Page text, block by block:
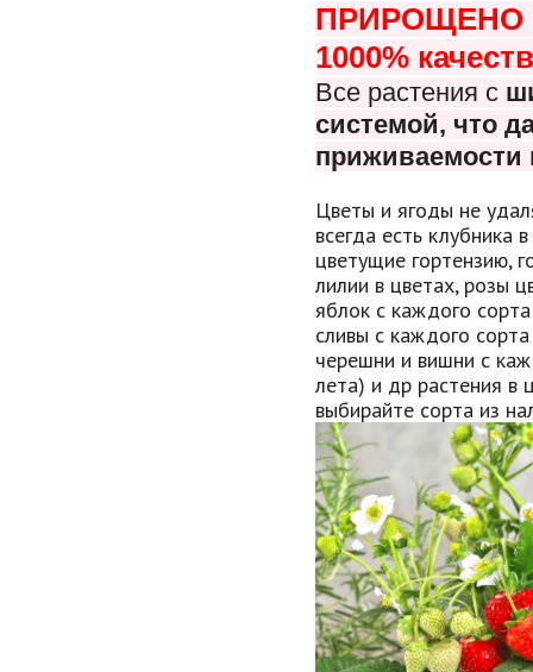
ПРИРОЩЕНО
1000%
Все растения с
системой, что
приживаемости
Цветы и ягоды не
всегда есть клубника
цветущие гортензию,
лилии в цветах, розы
яблок с каждого
сливы с каждого
черешни и вишни с
лета) и др растения в
выбирайте сорта из